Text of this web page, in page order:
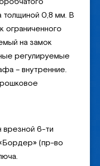
толщиной 0,8 мм. В
ограниченного
на замок
регулируемые
– внутренние.
врезной 6-ти
(пр-во